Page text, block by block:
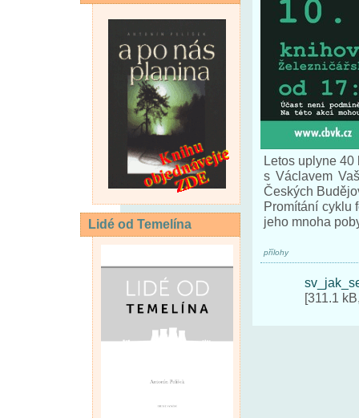
Letos uplyne
s Václavem
Českých
Promítání cyklu
jeho mnoha
přílohy
[311.1
Lidé od Temelína